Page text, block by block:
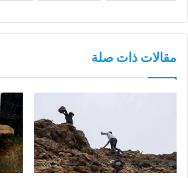
مقالات ذات صلة